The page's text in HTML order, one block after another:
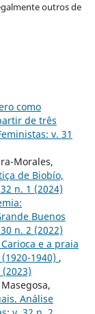
outros de
como
de três
v. 31
Morales,
de Biobío,
n. 1 (2024)
Buenos
n. 2 (2022)
e a praia
1940) ,
Análise